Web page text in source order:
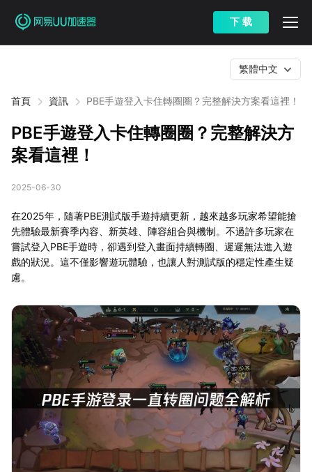
下 载
首頁 資訊 PBE手遊登入卡住轉圈圈？完整解決方案看這裡！
繁體中文
PBE手遊登入卡住轉圈圈？完整解決方
案看這裡！
2025-06-30
在2025年，隨著PBE測試版手遊持續更新，越來越多玩家希望能搶
先體驗最新賽季內容、新英雄、陣容組合與機制。不過許多玩家在
嘗試登入PBE手遊時，卻遇到登入畫面持續轉圈、遲遲無法進入遊
戲的狀況。這不僅影響遊玩體驗，也讓人對測試版的穩定性產生疑
慮。